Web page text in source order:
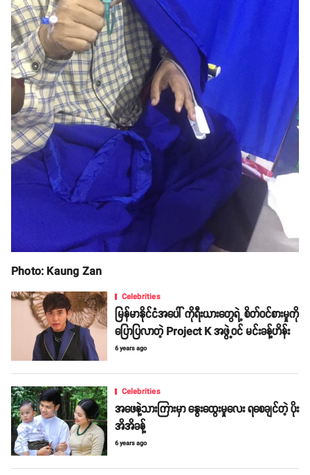
Photo: Kaung Zan
Celebrities
မြန်မာနိုင်ငံအပေါ် ကိုရီးယားတွေရဲ့ စိတ်ဝင်စားမှုကို
ပြောပြလာတဲ့ Project K အဖွဲ့ဝင် မင်းခန့်ဟိန်း
6 years ago
Celebrities
အဖေနဲ့သားကြားမှာ နွေးထွေးမှုလေး ရစေချင်တဲ့ ပိုး
အိအိခန့်
6 years ago